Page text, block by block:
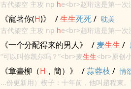
古代架空 主攻 np he<br>赵珩这是第一
报，说黄河今年洪水泛滥他也不会这样偷
也没...
《寵著你(H)》 /生生死死/ 耽美
古代架空 主攻 np he<br>趙珩這是第一
報，說黃河今年洪水氾濫他也不會這樣偷
也沒...
《一个分配得来的男人》 / 麦生生 /
“可以叫你凯尔吗？”<br>麦生生<br>原创
H/C<br>天作之合<br>刚刚成年的alp a
《章臺柳（H ，簡）》 /蒜蓉枝 / 情
...份更新用）楔子：十年前，他叫趙程東